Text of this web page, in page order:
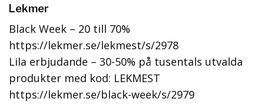
Lekmer
Black Week – 20 till 70%
https://lekmer.se/lekmest/s/2978
Lila erbjudande – 30-50% på tusentals utvalda
produkter med kod: LEKMEST
https://lekmer.se/black-week/s/2979